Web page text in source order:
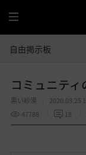
全
体
自由掲示板
コミュニテ
黒い砂漠
2020.03.25
47788
18